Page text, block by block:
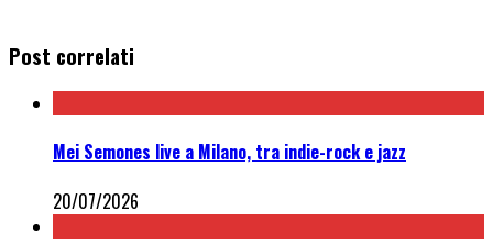
Post correlati
Mei Semones live a Milano, tra indie-rock e jazz
20/07/2026